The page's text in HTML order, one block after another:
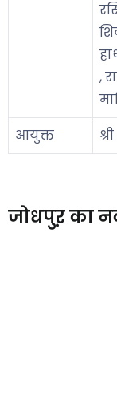
,
आयुक्त
जोधपुऱ का